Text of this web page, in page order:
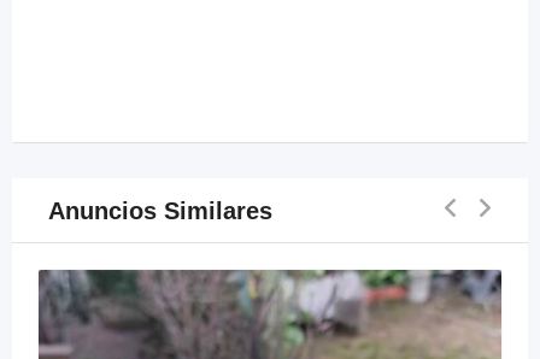
Anuncios Similares